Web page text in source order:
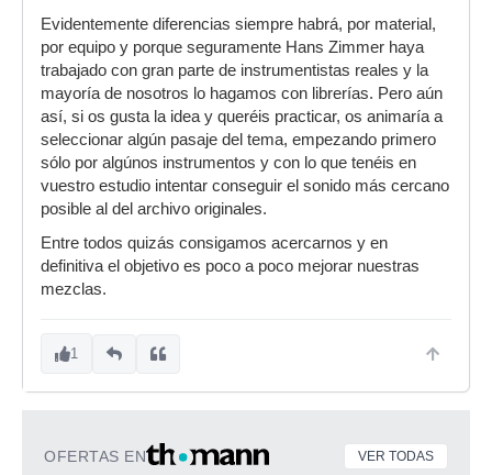
Evidentemente diferencias siempre habrá, por material,
por equipo y porque seguramente Hans Zimmer haya
trabajado con gran parte de instrumentistas reales y la
mayoría de nosotros lo hagamos con librerías. Pero aún
así, si os gusta la idea y queréis practicar, os animaría a
seleccionar algún pasaje del tema, empezando primero
sólo por algúnos instrumentos y con lo que tenéis en
vuestro estudio intentar conseguir el sonido más cercano
posible al del archivo originales.
Entre todos quizás consigamos acercarnos y en
definitiva el objetivo es poco a poco mejorar nuestras
mezclas.
1
OFERTAS EN VER TODAS